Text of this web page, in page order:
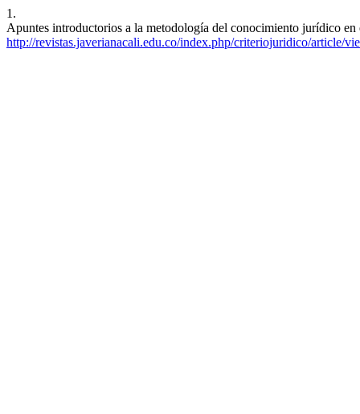
1.
Apuntes introductorios a la metodología del conocimiento jurídico
http://revistas.javerianacali.edu.co/index.php/criteriojuridico/article/